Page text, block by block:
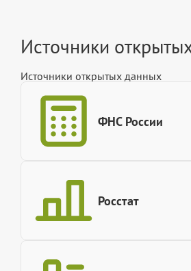
Источники
Источники открытых данных
ФНС России
Росстат